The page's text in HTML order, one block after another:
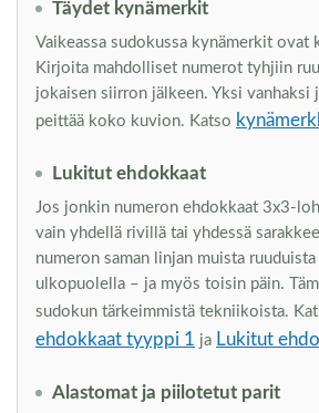
Täydet kynämerkit
Vaikeassa sudokussa kynämerkit ovat
Kirjoita mahdolliset numerot tyhjiin
jokaisen siirron jälkeen. Yksi vanhaksi
peittää koko kuvion. Katso
Lukitut ehdokkaat
Jos jonkin numeron ehdokkaat 3x3-
vain yhdellä rivillä tai yhdessä
numeron saman linjan muista
ulkopuolella – ja myös toisin päin.
sudokun tärkeimmistä tekniikoista.
ehdokkaat tyyppi 1 ja Lukitut
Alastomat ja piilotetut parit